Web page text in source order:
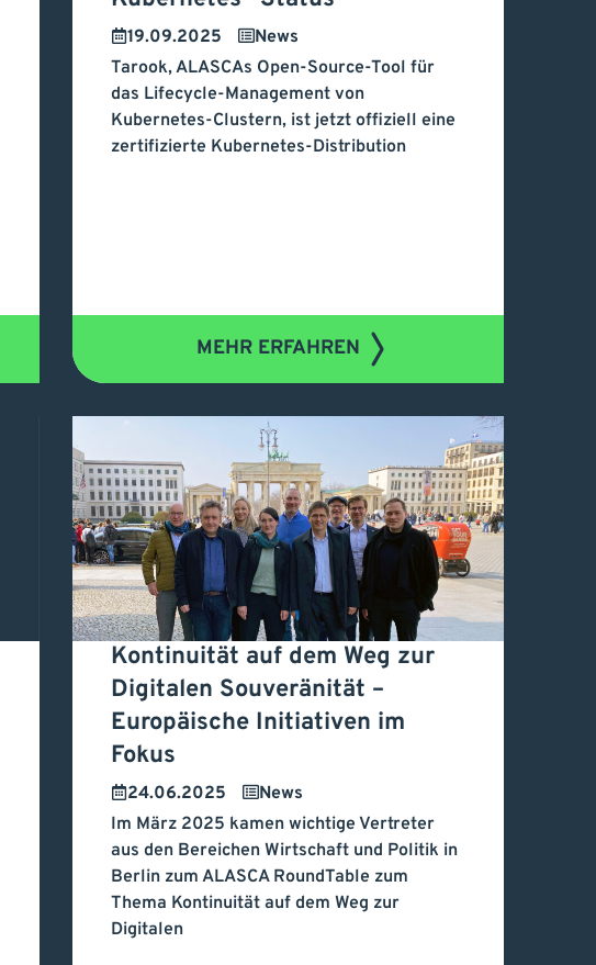
19.09.2025
News
Tarook, ALASCAs Open-Source-Tool für
das Lifecycle-Management von
Kubernetes-Clustern, ist jetzt offiziell eine
zertifizierte Kubernetes-Distribution
CNCF verwaltenen
„Certified Kubernetes“
Status
MEHR ERFAHREN
Kontinuität auf dem Weg zur
Digitalen Souveränität –
Europäische Initiativen im
Fokus
24.06.2025
News
Im März 2025 kamen wichtige Vertreter
aus den Bereichen Wirtschaft und Politik in
Berlin zum ALASCA RoundTable zum
Thema Kontinuität auf dem Weg zur
Digitalen
Kontinuität auf dem Weg
zur Digitalen Souveränität
– Europäische Initiativen
im Fokus